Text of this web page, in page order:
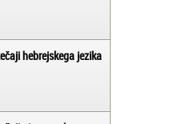
hebrejskega jezika